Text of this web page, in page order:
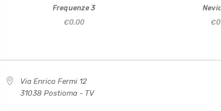
Frequenze 3
€0.00
Via Enrico Fermi 12
31038 Postioma - TV